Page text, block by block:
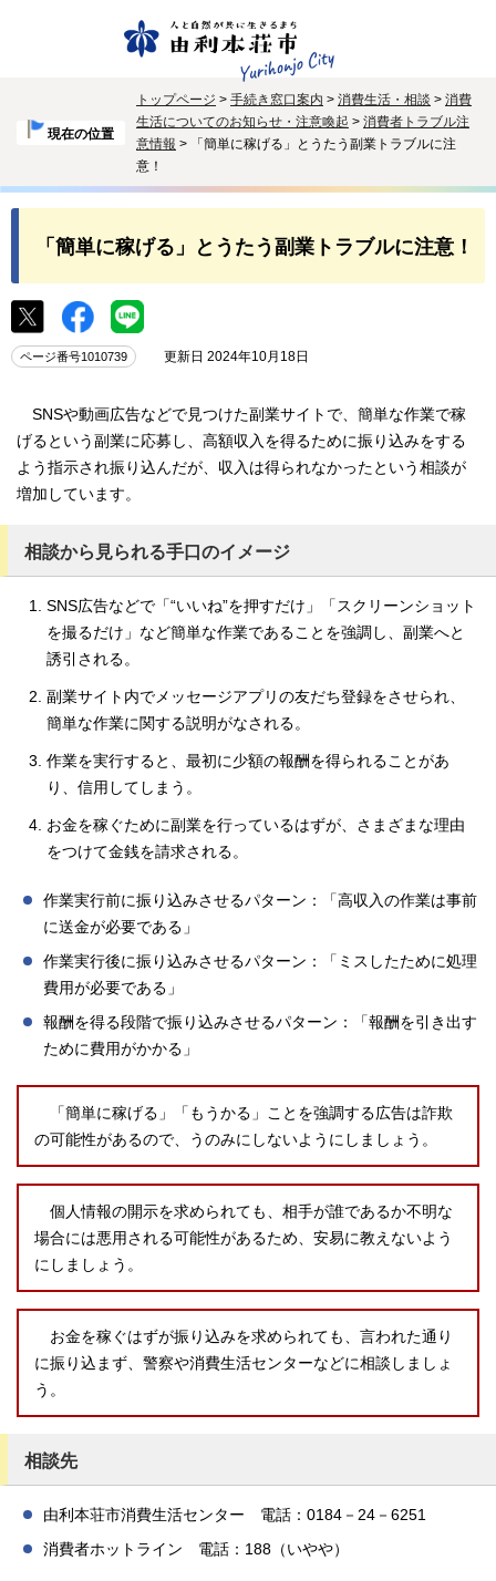
現在の位置
トップページ > 手続き窓口案内 > 消費生活・相談 > 消費
生活についてのお知らせ・注意喚起 > 消費者トラブル注
意情報 > 「簡単に稼げる」とうたう副業トラブルに注
意！
「簡単に稼げる」とうたう副業トラブルに注意！
ページ番号1010739 更新日 2024年10月18日
SNSや動画広告などで見つけた副業サイトで、簡単な作業で稼
げるという副業に応募し、高額収入を得るために振り込みをする
よう指示され振り込んだが、収入は得られなかったという相談が
増加しています。
相談から見られる手口のイメージ
SNS広告などで「“いいね”を押すだけ」「スクリーンショット
を撮るだけ」など簡単な作業であることを強調し、副業へと
誘引される。
副業サイト内でメッセージアプリの友だち登録をさせられ、
簡単な作業に関する説明がなされる。
作業を実行すると、最初に少額の報酬を得られることがあ
り、信用してしまう。
お金を稼ぐために副業を行っているはずが、さまざまな理由
をつけて金銭を請求される。
作業実行前に振り込みさせるパターン：「高収入の作業は事前
に送金が必要である」
作業実行後に振り込みさせるパターン：「ミスしたために処理
費用が必要である」
報酬を得る段階で振り込みさせるパターン：「報酬を引き出す
ために費用がかかる」
「簡単に稼げる」「もうかる」ことを強調する広告は詐欺
の可能性があるので、うのみにしないようにしましょう。
個人情報の開示を求められても、相手が誰であるか不明な
場合には悪用される可能性があるため、安易に教えないよう
にしましょう。
お金を稼ぐはずが振り込みを求められても、言われた通り
に振り込まず、警察や消費生活センターなどに相談しましょ
う。
相談先
由利本荘市消費生活センター 電話：0184－24－6251
消費者ホットライン 電話：188（いやや）